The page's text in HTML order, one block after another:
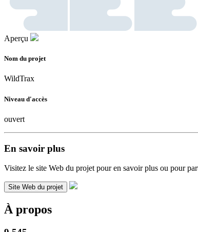
Aperçu
Nom du projet
WildTrax
Niveau d'accès
ouvert
En savoir plus
Visitez le site Web du projet pour en savoir plus ou pour
Site Web du projet
À propos